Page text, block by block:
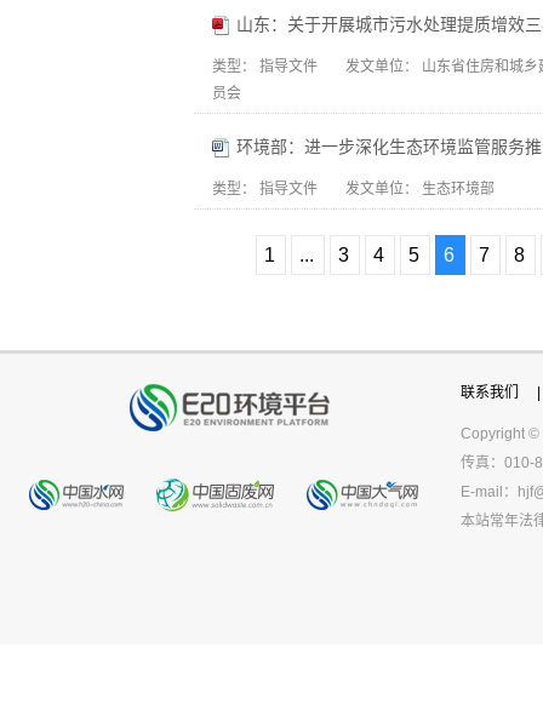
山东：关于开展城市污水处理提质增效
类型： 指导文件 发文单位： 山东省住房和城
员会
环境部：进一步深化生态环境监管服务
类型： 指导文件 发文单位： 生态环境部
1 ... 3 4 5 6 7 8
联系我们 |
Copyright ©
传真：010-
E-mail：
本站常年法